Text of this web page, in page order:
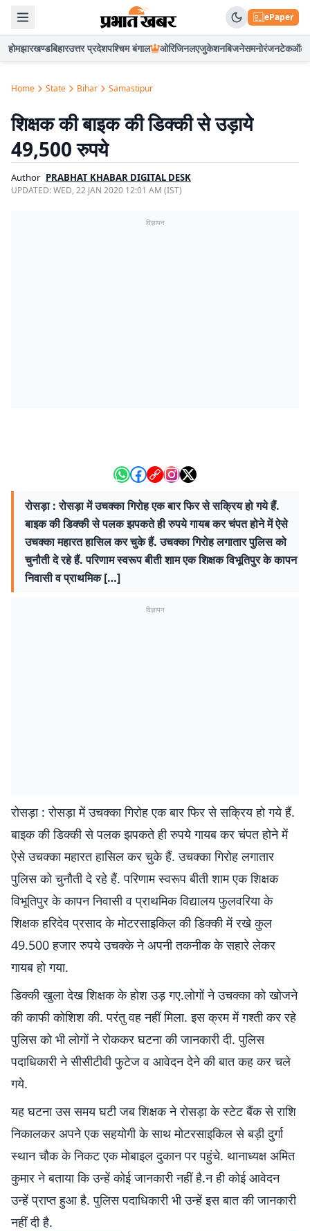
ePaper
होमझारखण्डबिहारउत्तर प्रदेशपश्चिम बंगाल ओरिजिनलएजुकेशनबिजनेसमनोरंजनटेकऑटो
Home State Bihar Samastipur
शिक्षक की बाइक की डिक्की से उड़ाये
49,500 रुपये
Author PRABHAT KHABAR DIGITAL DESK
UPDATED:WED, 22 JAN 2020 12:01 AM (IST)
विज्ञापन
रोसड़ा : रोसड़ा में उचक्का गिरोह एक बार फिर से सक्रिय हो गये हैं.
बाइक की डिक्की से पलक झपकते ही रुपये गायब कर चंपत होने में ऐसे
उचक्का महारत हासिल कर चुके हैं. उचक्का गिरोह लगातार पुलिस को
चुनौती दे रहे हैं. परिणाम स्वरूप बीती शाम एक शिक्षक विभूतिपुर के कापन
निवासी व प्राथमिक […]
विज्ञापन
रोसड़ा : रोसड़ा में उचक्का गिरोह एक बार फिर से सक्रिय हो गये हैं.
बाइक की डिक्की से पलक झपकते ही रुपये गायब कर चंपत होने में
ऐसे उचक्का महारत हासिल कर चुके हैं. उचक्का गिरोह लगातार
पुलिस को चुनौती दे रहे हैं. परिणाम स्वरूप बीती शाम एक शिक्षक
विभूतिपुर के कापन निवासी व प्राथमिक विद्यालय फुलवरिया के
शिक्षक हरिदेव प्रसाद के मोटरसाइकिल की डिक्की में रखे कुल
49.500 हजार रुपये उचक्के ने अपनी तकनीक के सहारे लेकर
गायब हो गया.
डिक्की खुला देख शिक्षक के होश उड़ गए.लोगों ने उचक्का को खोजने
की काफी कोशिश की. परंतु वह नहीं मिला. इस क्रम में गश्ती कर रहे
पुलिस को भी लोगों ने रोककर घटना की जानकारी दी. पुलिस
पदाधिकारी ने सीसीटीवी फुटेज व आवेदन देने की बात कह कर चले
गये.
यह घटना उस समय घटी जब शिक्षक ने रोसड़ा के स्टेट बैंक से राशि
निकालकर अपने एक सहयोगी के साथ मोटरसाइकिल से बड़ी दुर्गा
स्थान चौक के निकट एक मोबाइल दुकान पर पहुंचे. थानाध्यक्ष अमित
कुमार ने बताया कि उन्हें कोई जानकारी नहीं है.न ही कोई आवेदन
उन्हें प्राप्त हुआ है. पुलिस पदाधिकारी भी उन्हें इस बात की जानकारी
नहीं दी है.